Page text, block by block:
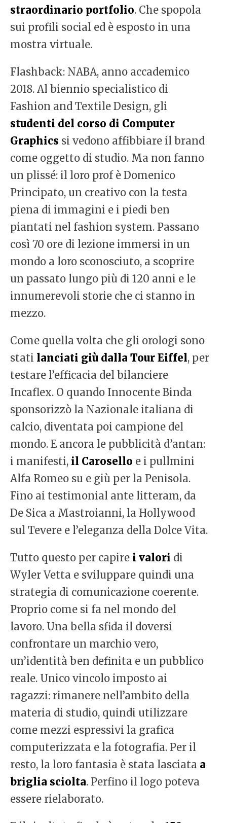
straordinario portfolio. Che spopola
sui profili social ed è esposto in una
mostra virtuale.
Flashback: NABA, anno accademico
2018. Al biennio specialistico di
Fashion and Textile Design, gli
studenti del corso di Computer
Graphics si vedono affibbiare il brand
come oggetto di studio. Ma non fanno
un plissé: il loro prof è Domenico
Principato, un creativo con la testa
piena di immagini e i piedi ben
piantati nel fashion system. Passano
così 70 ore di lezione immersi in un
mondo a loro sconosciuto, a scoprire
un passato lungo più di 120 anni e le
innumerevoli storie che ci stanno in
mezzo.
Come quella volta che gli orologi sono
stati lanciati giù dalla Tour Eiffel, per
testare l’efficacia del bilanciere
Incaflex. O quando Innocente Binda
sponsorizzò la Nazionale italiana di
calcio, diventata poi campione del
mondo. E ancora le pubblicità d’antan:
i manifesti, il Carosello e i pullmini
Alfa Romeo su e giù per la Penisola.
Fino ai testimonial ante litteram, da
De Sica a Mastroianni, la Hollywood
sul Tevere e l’eleganza della Dolce Vita.
Tutto questo per capire i valori di
Wyler Vetta e sviluppare quindi una
strategia di comunicazione coerente.
Proprio come si fa nel mondo del
lavoro. Una bella sfida il doversi
confrontare un marchio vero,
un’identità ben definita e un pubblico
reale. Unico vincolo imposto ai
ragazzi: rimanere nell’ambito della
materia di studio, quindi utilizzare
come mezzi espressivi la grafica
computerizzata e la fotografia. Per il
resto, la loro fantasia è stata lasciata a
briglia sciolta. Perfino il logo poteva
essere rielaborato.